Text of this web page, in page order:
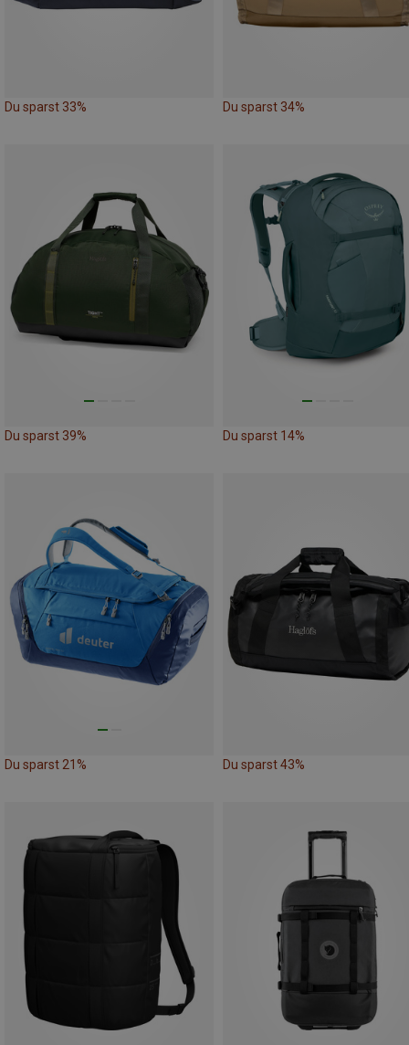
Du sparst 33% Du sparst 34%
Du sparst 39% Du sparst 14%
Du sparst 21% Du sparst 43%